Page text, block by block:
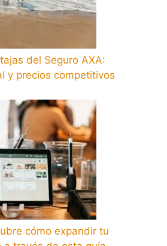
del Seguro AXA:
y precios competitivos
cómo expandir tu